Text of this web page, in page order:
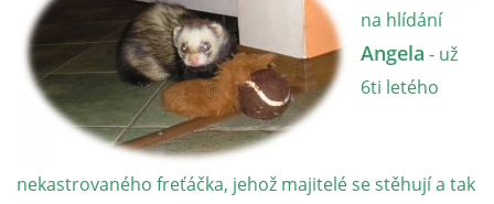
NAPSALI O NÁS
NATÁČENÍ V TELEVIZI
AKCE
na hlídání
Angela - už
6ti letého
nekastrovaného freťáčka, jehož majitelé se stěhují a tak